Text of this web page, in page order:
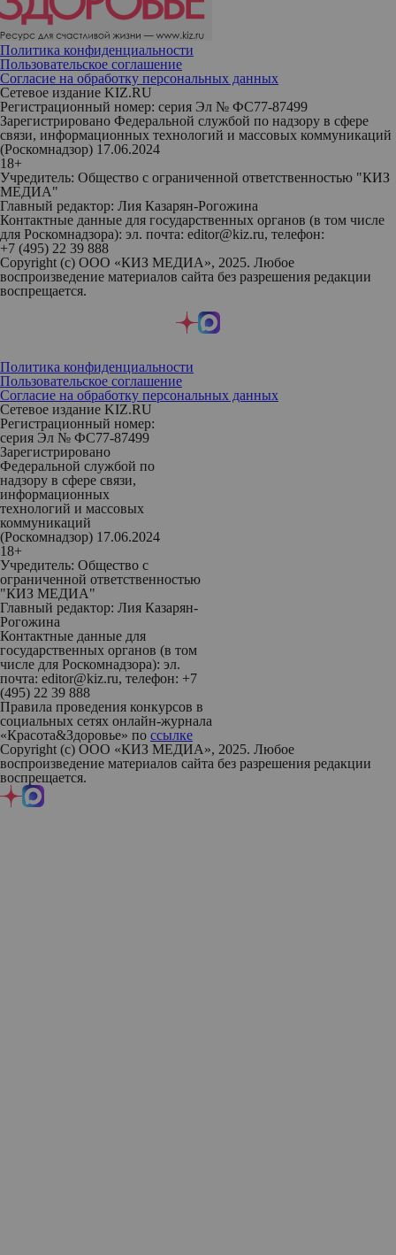
Политика конфиденциальности
Пользовательское соглашение
Согласие на обработку персональных данных
Сетевое издание KIZ.RU
Регистрационный номер: серия Эл № ФС77-87499
Зарегистрировано Федеральной службой по надзору в сфере
связи, информационных технологий и массовых коммуникаций
(Роскомнадзор) 17.06.2024
18+
Учредитель: Общество с ограниченной ответственностью "КИЗ
МЕДИА"
Главный редактор: Лия Казарян-Рогожина
Контактные данные для государственных органов (в том числе
для Роскомнадзора): эл. почта: editor@kiz.ru, телефон:
+7 (495) 22 39 888
Copyright (с) ООО «КИЗ МЕДИА», 2025. Любое
воспроизведение материалов сайта без разрешения редакции
воспрещается.
Политика конфиденциальности
Пользовательское соглашение
Согласие на обработку персональных данных
Сетевое издание KIZ.RU
Регистрационный номер:
серия Эл № ФС77-87499
Зарегистрировано
Федеральной службой по
надзору в сфере связи,
информационных
технологий и массовых
коммуникаций
(Роскомнадзор) 17.06.2024
18+
Учредитель: Общество с
ограниченной ответственностью
"КИЗ МЕДИА"
Главный редактор: Лия Казарян-
Рогожина
Контактные данные для
государственных органов (в том
числе для Роскомнадзора): эл.
почта: editor@kiz.ru, телефон: +7
(495) 22 39 888
Правила проведения конкурсов в
социальных сетях онлайн-журнала
«Красота&Здоровье» по ссылке
Copyright (с) ООО «КИЗ МЕДИА», 2025. Любое
воспроизведение материалов сайта без разрешения редакции
воспрещается.